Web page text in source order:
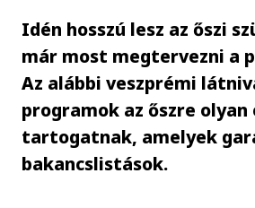
Idén hosszú lesz az őszi
már most megtervezni a
Az alábbi veszprémi
programok az őszre
tartogatnak, amelyek
bakancslistások.